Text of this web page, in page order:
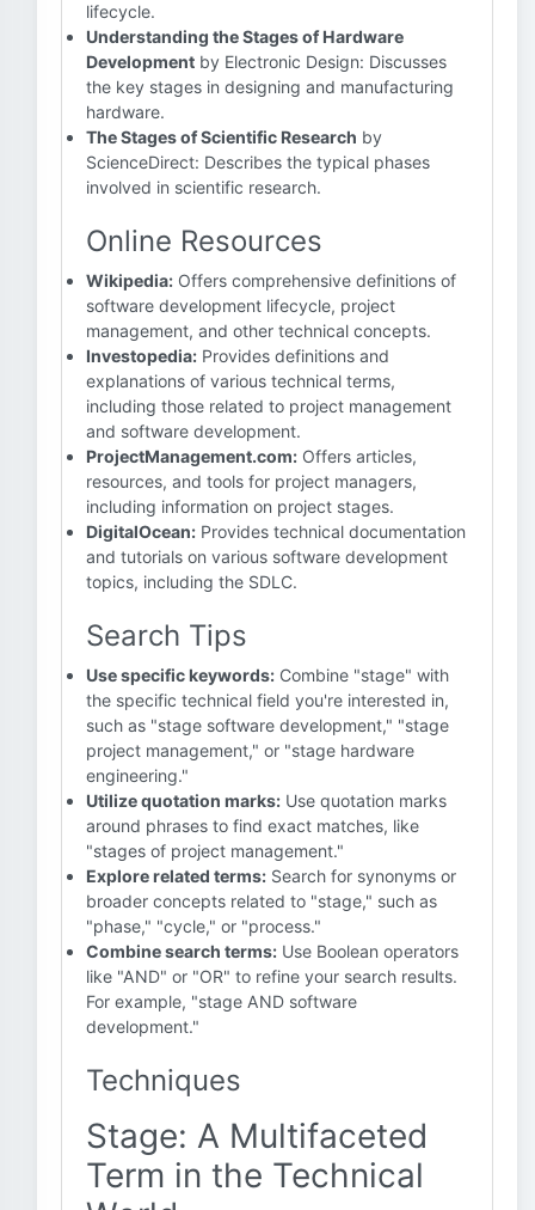
lifecycle.
Understanding the Stages of Hardware
Development by Electronic Design: Discusses
the key stages in designing and manufacturing
hardware.
The Stages of Scientific Research by
ScienceDirect: Describes the typical phases
involved in scientific research.
Online Resources
Wikipedia: Offers comprehensive definitions of
software development lifecycle, project
management, and other technical concepts.
Investopedia: Provides definitions and
explanations of various technical terms,
including those related to project management
and software development.
ProjectManagement.com: Offers articles,
resources, and tools for project managers,
including information on project stages.
DigitalOcean: Provides technical documentation
and tutorials on various software development
topics, including the SDLC.
Search Tips
Use specific keywords: Combine "stage" with
the specific technical field you're interested in,
such as "stage software development," "stage
project management," or "stage hardware
engineering."
Utilize quotation marks: Use quotation marks
around phrases to find exact matches, like
"stages of project management."
Explore related terms: Search for synonyms or
broader concepts related to "stage," such as
"phase," "cycle," or "process."
Combine search terms: Use Boolean operators
like "AND" or "OR" to refine your search results.
For example, "stage AND software
development."
Techniques
Stage: A Multifaceted
Term in the Technical